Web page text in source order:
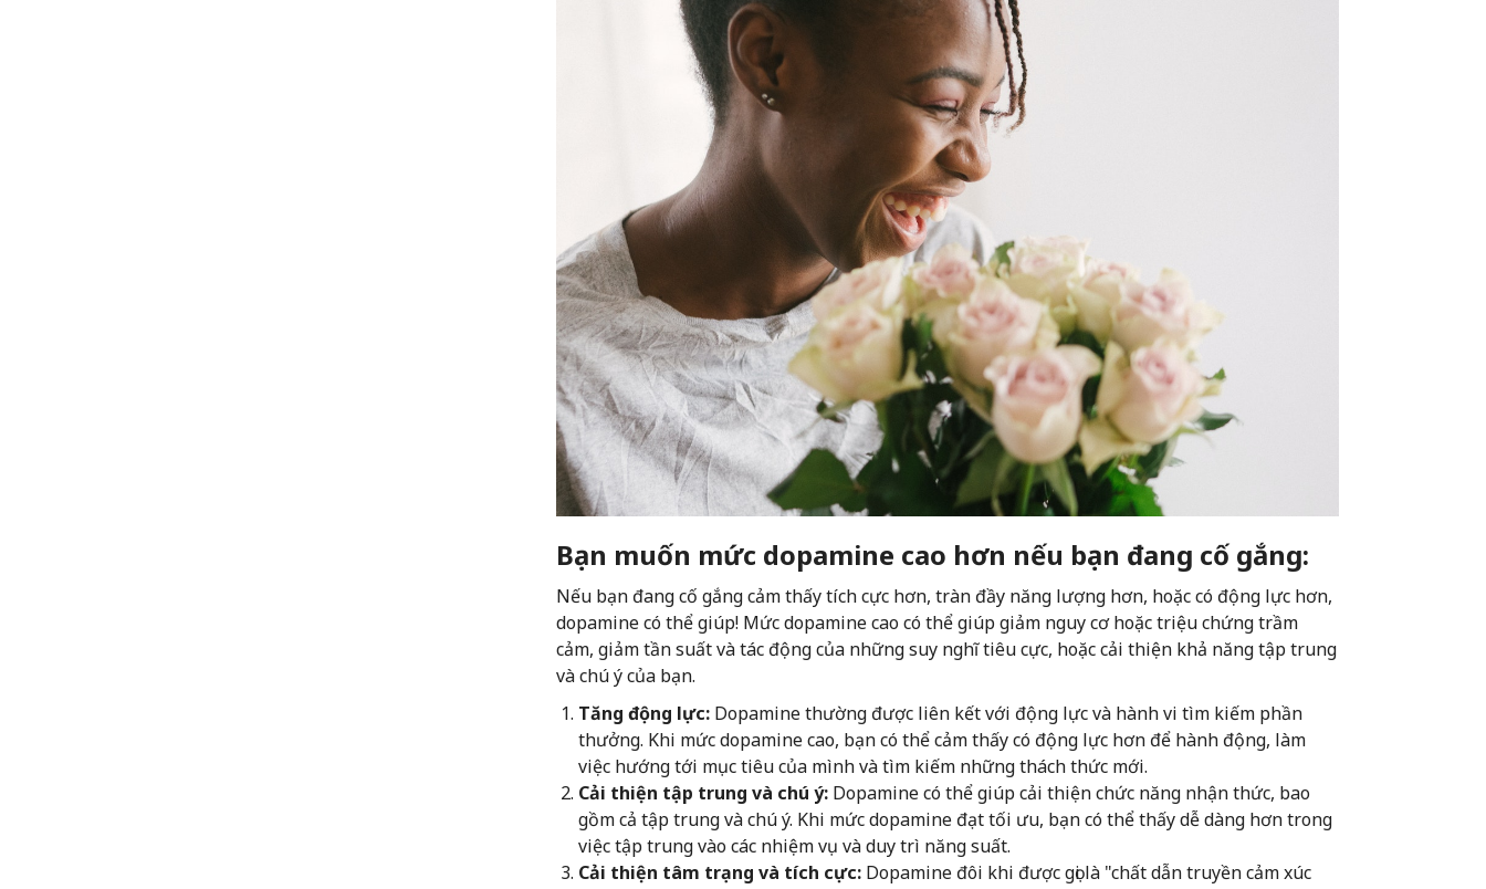
Bạn muốn mức dopamine cao hơn nếu bạn đang cố gắng:
Nếu bạn đang cố gắng cảm thấy tích cực hơn, tràn đầy năng lượng hơn, hoặc có động lực hơn,
dopamine có thể giúp! Mức dopamine cao có thể giúp giảm nguy cơ hoặc triệu chứng trầm
cảm, giảm tần suất và tác động của những suy nghĩ tiêu cực, hoặc cải thiện khả năng tập trung
và chú ý của bạn.
Tăng động lực: Dopamine thường được liên kết với động lực và hành vi tìm kiếm phần
thưởng. Khi mức dopamine cao, bạn có thể cảm thấy có động lực hơn để hành động, làm
việc hướng tới mục tiêu của mình và tìm kiếm những thách thức mới.
Cải thiện tập trung và chú ý:Dopamine có thể giúp cải thiện chức năng nhận thức, bao
gồm cả tập trung và chú ý. Khi mức dopamine đạt tối ưu, bạn có thể thấy dễ dàng hơn trong
việc tập trung vào các nhiệm vụ và duy trì năng suất.
Cải thiện tâm trạng và tích cực:Dopamine đôi khi được gọi là "chất dẫn truyền cảm xúc